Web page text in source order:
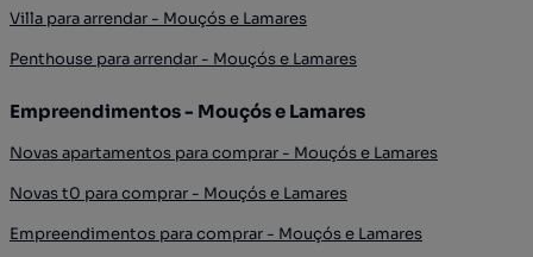
Villa para arrendar - Mouçós e Lamares
Penthouse para arrendar - Mouçós e Lamares
Empreendimentos - Mouçós e Lamares
Novas apartamentos para comprar - Mouçós e Lamares
Novas t0 para comprar - Mouçós e Lamares
Empreendimentos para comprar - Mouçós e Lamares